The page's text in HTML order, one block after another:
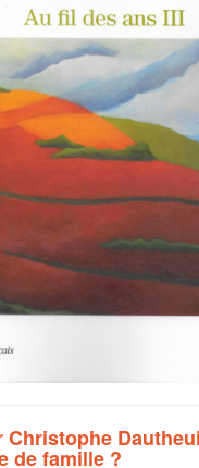
Christophe
de famille ?